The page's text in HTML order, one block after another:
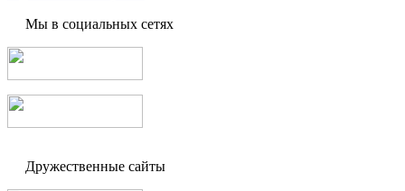
Мы в социальных сетях
Дружественные сайты